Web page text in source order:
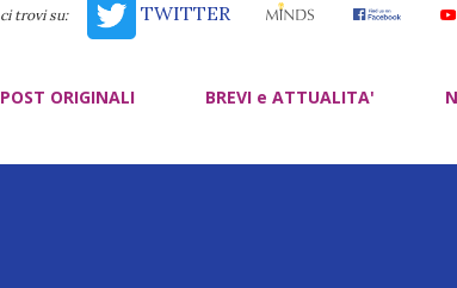
ci trovi su: TWITTER
POST ORIGINALI BREVI e ATTUALITA'